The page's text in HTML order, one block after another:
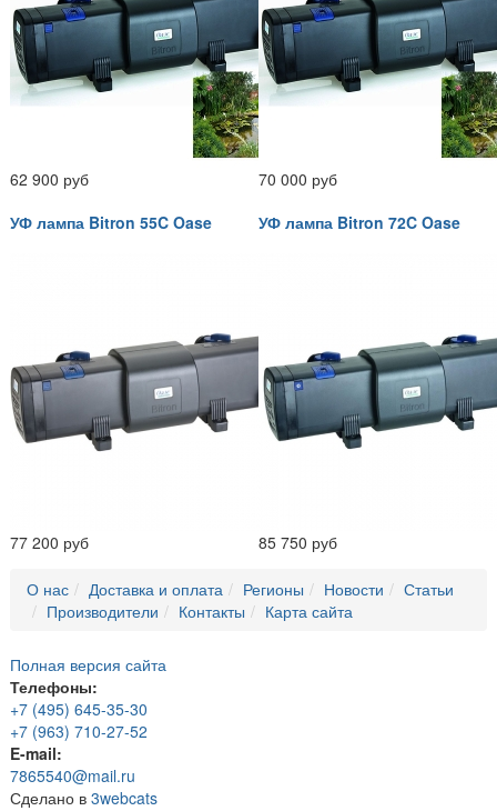
62 900 руб
70 000 руб
УФ лампа Bitron 55C Oase
77 200 руб
УФ лампа Bitron 72C Oase
85 750 руб
О нас Доставка и оплата Регионы Новости
Статьи
Производители
Контакты Карта сайта
Полная версия сайта
Телефоны:
+7 (495) 645-35-30
+7 (963) 710-27-52
E-mail:
7865540@mail.ru
Сделано в 3webcats